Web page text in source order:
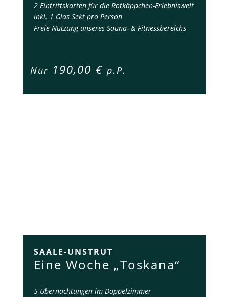
2 Eintrittskarten für die Rotkäppchen-Erlebniswelt
inkl. 1 Glas Sekt pro Person
Freie Nutzung unseres Sauna- & Fitnessbereichs
Nur 190,00 €p.P.
SAALE-UNSTRUT
Eine Woche „Toskana“
5 Übernachtungen im Doppelzimmer